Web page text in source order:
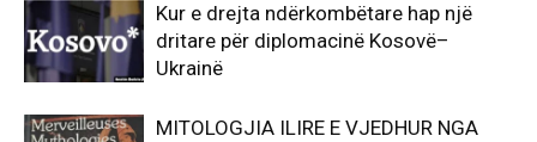
Kur e drejta ndërkombëtare hap një
dritare për diplomacinë Kosovë–
Ukrainë
MITOLOGJIA ILIRE E VJEDHUR NGA